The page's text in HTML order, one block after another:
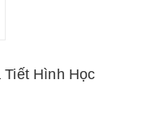
Tiết Hình Học